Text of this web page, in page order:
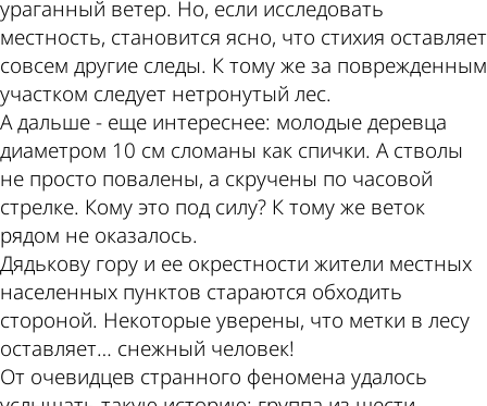
ураганный ветер. Но, если исследовать
местность, становится ясно, что стихия оставляет
совсем другие следы. К тому же за поврежденным
участком следует нетронутый лес.
А дальше - еще интереснее: молодые деревца
диаметром 10 см сломаны как спички. А стволы
не просто повалены, а скручены по часовой
стрелке. Кому это под силу? К тому же веток
рядом не оказалось.
Дядькову гору и ее окрестности жители местных
населенных пунктов стараются обходить
стороной. Некоторые уверены, что метки в лесу
оставляет… снежный человек!
От очевидцев странного феномена удалось